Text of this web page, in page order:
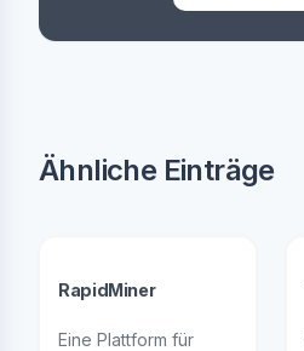
Ähnliche Einträge
RapidMiner
Eine Plattform für